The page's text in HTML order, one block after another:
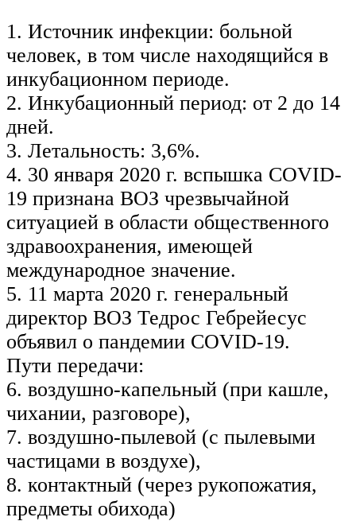
1. Источник инфекции: больной
человек, в том числе находящийся в
инкубационном периоде.
2. Инкубационный период: от 2 до 14
дней.
3. Летальность: 3,6%.
4. 30 января 2020 г. вспышка COVID-
19 признана ВОЗ чрезвычайной
ситуацией в области общественного
здравоохранения, имеющей
международное значение.
5. 11 марта 2020 г. генеральный
директор ВОЗ Тедрос Гебрейесус
объявил о пандемии COVID-19.
Пути передачи:
6. воздушно-капельный (при кашле,
чихании, разговоре),
7. воздушно-пылевой (с пылевыми
частицами в воздухе),
8. контактный (через рукопожатия,
предметы обихода)